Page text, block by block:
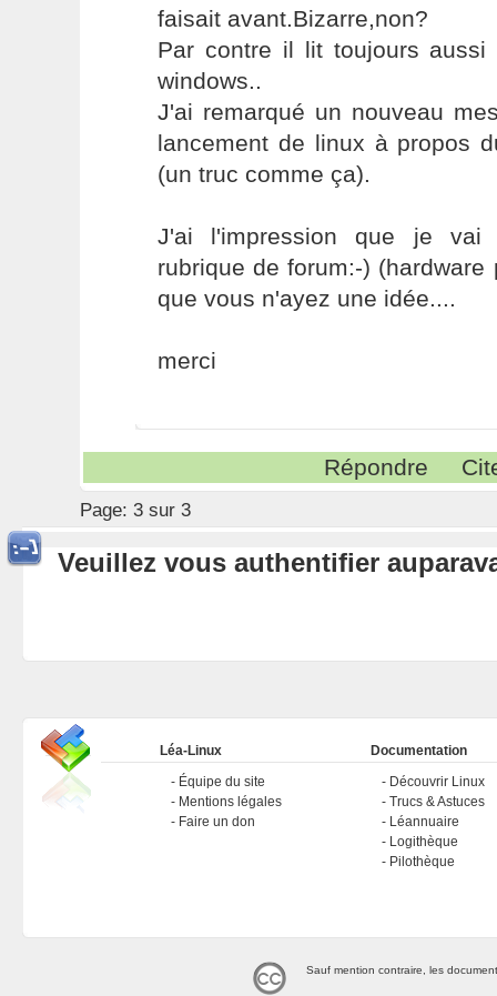
faisait avant.Bizarre,non?
Par contre il lit toujours
windows..
J'ai remarqué un nouveau
lancement de linux à propos
(un truc comme ça).
J'ai l'impression que je vai
rubrique de forum:-)
que vous n'ayez une idée....
merci
Répondre
Page: 3 sur 3
Veuillez vous authentifier
Léa-Linux
Équipe du site
Mentions légales
Faire un don
Documentation
Découvrir Linux
Trucs & Astuces
Léannuaire
Logithèque
Pilothèque
Sauf mention contraire, les